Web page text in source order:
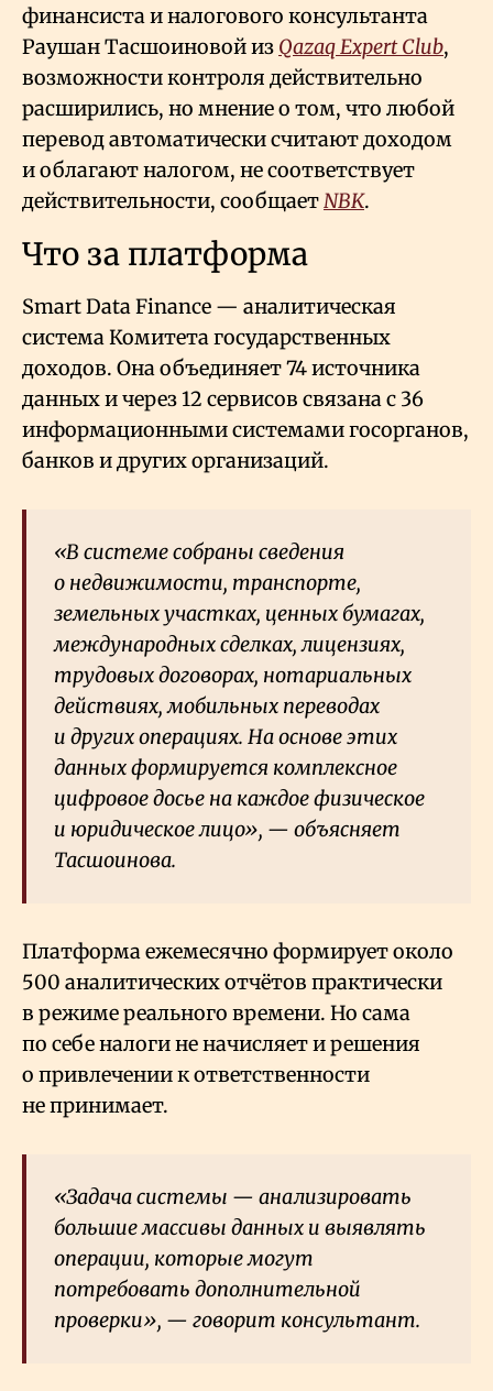
финансиста и налогового консультанта
Раушан Тасшоиновой из Qazaq Expert Club,
возможности контроля действительно
расширились, но мнение о том, что любой
перевод автоматически считают доходом
и облагают налогом, не соответствует
действительности, сообщаетNBK.
Что за платформа
Smart Data Finance — аналитическая
система Комитета государственных
доходов. Она объединяет 74 источника
данных и через 12 сервисов связана с 36
информационными системами госорганов,
банков и других организаций.
«В системе собраны сведения
о недвижимости, транспорте,
земельных участках, ценных бумагах,
международных сделках, лицензиях,
трудовых договорах, нотариальных
действиях, мобильных переводах
и других операциях. На основе этих
данных формируется комплексное
цифровое досье на каждое физическое
и юридическое лицо», — объясняет
Тасшоинова.
Платформа ежемесячно формирует около
500 аналитических отчётов практически
в режиме реального времени. Но сама
по себе налоги не начисляет и решения
о привлечении к ответственности
не принимает.
«Задача системы — анализировать
большие массивы данных и выявлять
операции, которые могут
потребовать дополнительной
проверки», — говорит консультант.